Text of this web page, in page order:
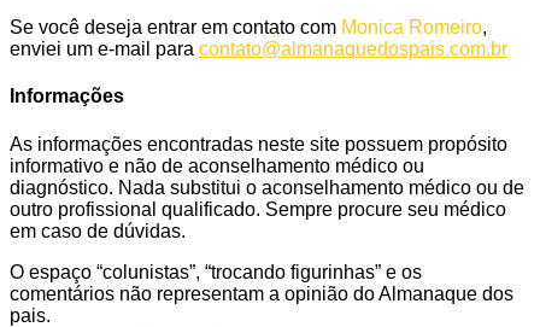
Se você deseja entrar em contato com Monica Romeiro,
enviei um e-mail para contato@almanaquedospais.com.br
Informações
As informações encontradas neste site possuem propósito
informativo e não de aconselhamento médico ou
diagnóstico. Nada substitui o aconselhamento médico ou de
outro profissional qualificado. Sempre procure seu médico
em caso de dúvidas.
O espaço “colunistas”, “trocando figurinhas” e os
comentários não representam a opinião do Almanaque dos
pais.